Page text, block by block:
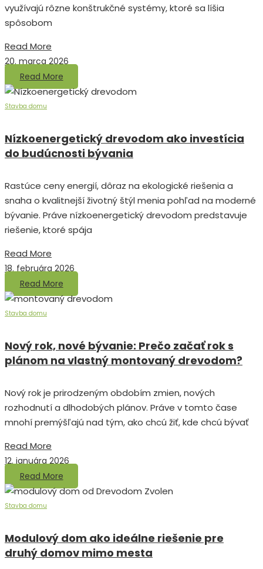
využívajú rôzne konštrukčné systémy, ktoré sa líšia
spôsobom
Read More
20. marca 2026
Read More
Stavba domu
Nízkoenergetický drevodom ako investícia
do budúcnosti bývania
Rastúce ceny energií, dôraz na ekologické riešenia a
snaha o kvalitnejší životný štýl menia pohľad na moderné
bývanie. Práve nízkoenergetický drevodom predstavuje
riešenie, ktoré spája
Read More
18. februára 2026
Read More
Stavba domu
Nový rok, nové bývanie: Prečo začať rok s
plánom na vlastný montovaný drevodom?
Nový rok je prirodzeným obdobím zmien, nových
rozhodnutí a dlhodobých plánov. Práve v tomto čase
mnohí premýšľajú nad tým, ako chcú žiť, kde chcú bývať
Read More
12. januára 2026
Read More
Stavba domu
Modulový dom ako ideálne riešenie pre
druhý domov mimo mesta